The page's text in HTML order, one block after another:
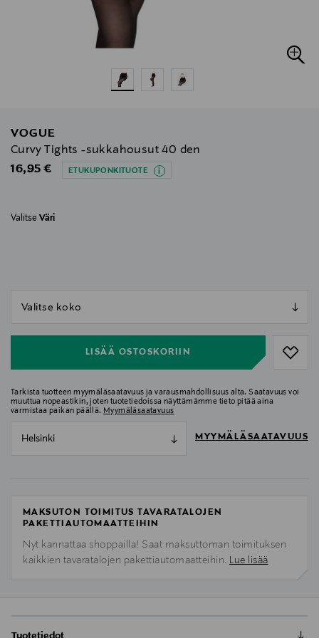
VOGUE
Curvy Tights -sukkahousut 40 den
Original Price
16,95 € ETUKUPONKITUOTE
Valitse Väri
LISÄÄ OSTOSKORIIN
Tarkista tuotteen myymäläsaatavuus ja varausmahdollisuus alta. Saatavuus voi
muuttua nopeastikin, joten tuotetiedoissa näyttämämme tieto pitää aina
varmistaa paikan päällä. Myymäläsaatavuus
Helsinki MYYMÄLÄSAATAVUUS
MAKSUTON TOIMITUS TAVARATALOJEN
PAKETTIAUTOMAATTEIHIN
Nyt kannattaa shoppailla! Saat maksuttoman toimituksen
kaikkien tavaratalojen pakettiautomaatteihin. Lue lisää